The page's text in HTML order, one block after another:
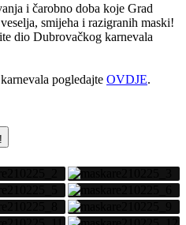
i čarobno doba koje Grad
smijeha i razigranih maski!
dio Dubrovačkog karnevala
pogledajte OVDJE.